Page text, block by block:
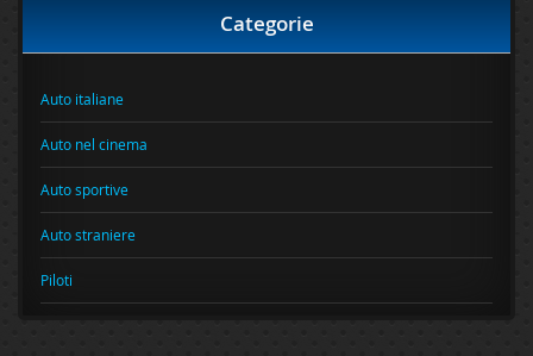
Categorie
Auto italiane
Auto nel cinema
Auto sportive
Auto straniere
Piloti